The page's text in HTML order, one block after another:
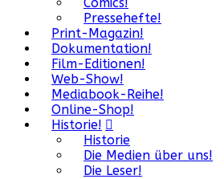
Pressehefte!
Print-Magazin!
Dokumentation!
Film-Editionen!
Web-Show!
Mediabook-Reihe!
Online-Shop!
Historie!
Historie
Die Medien über uns!
Die Leser!